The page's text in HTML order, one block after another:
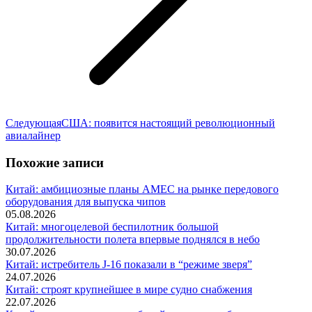
СледующаяСледующая
США: появится настоящий революционный
авиалайнер
Похожие записи
Китай: амбициозные планы AMEC на рынке передового
оборудования для выпуска чипов
05.08.2026
Китай: многоцелевой беспилотник большой
продолжительности полета впервые поднялся в небо
30.07.2026
Китай: истребитель J-16 показали в “режиме зверя”
24.07.2026
Китай: строят крупнейшее в мире судно снабжения
22.07.2026